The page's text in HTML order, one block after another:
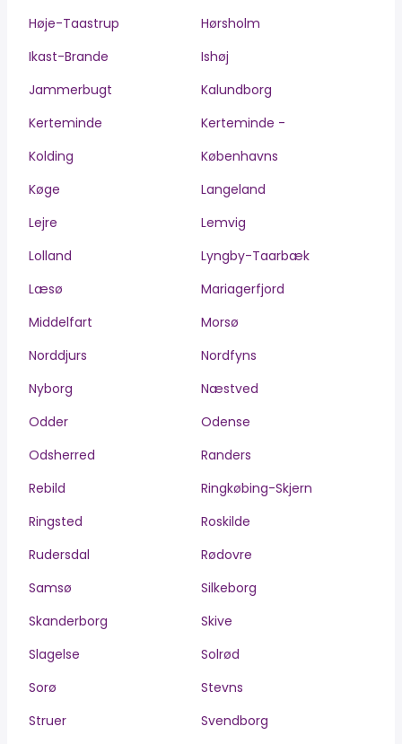
Høje-Taastrup
Hørsholm
Ikast-Brande
Ishøj
Jammerbugt
Kalundborg
Kerteminde
Kerteminde -
Kolding
Københavns
Køge
Langeland
Lejre
Lemvig
Lolland
Lyngby-Taarbæk
Læsø
Mariagerfjord
Middelfart
Morsø
Norddjurs
Nordfyns
Nyborg
Næstved
Odder
Odense
Odsherred
Randers
Rebild
Ringkøbing-Skjern
Ringsted
Roskilde
Rudersdal
Rødovre
Samsø
Silkeborg
Skanderborg
Skive
Slagelse
Solrød
Sorø
Stevns
Struer
Svendborg